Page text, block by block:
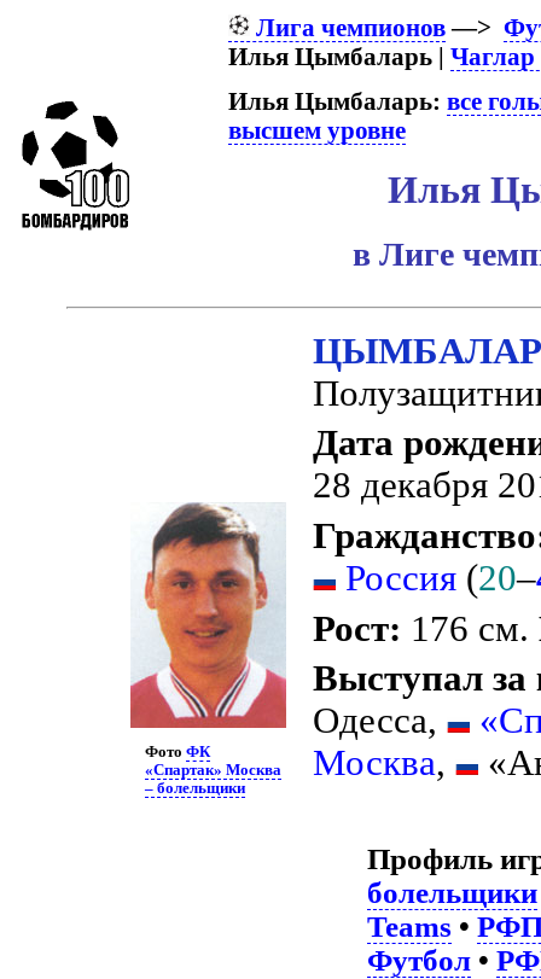
Лига чемпионов—>
Илья Цымбаларь |
Илья Цымбаларь:все
высшем уровне
Илья
в Лиге
ФотоФК
«Спартак» Москва
– болельщики
ЦЫМБАЛАРЬ
Дата
28 декабря
Россия (20–
Рост: 176 см.
Выступал
Одесса,
Москва,
Профиль
болельщики
Teams •
Футбол•